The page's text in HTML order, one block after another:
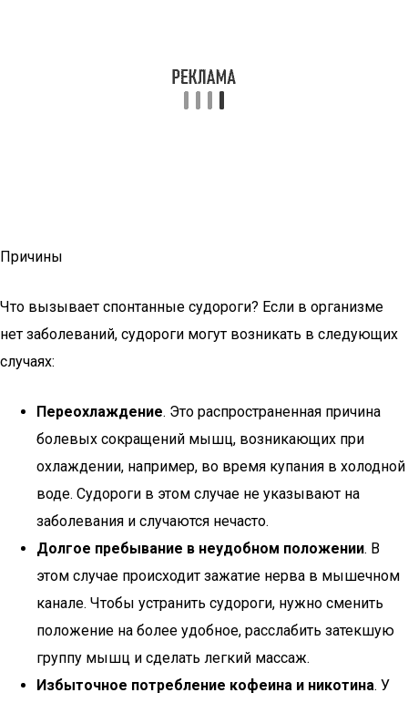
Причины
Что вызывает спонтанные судороги? Если в организме
нет заболеваний, судороги могут возникать в следующих
случаях:
Переохлаждение. Это распространенная причина
болевых сокращений мышц, возникающих при
охлаждении, например, во время купания в холодной
воде. Судороги в этом случае не указывают на
заболевания и случаются нечасто.
Долгое пребывание в неудобном положении. В
этом случае происходит зажатие нерва в мышечном
канале. Чтобы устранить судороги, нужно сменить
положение на более удобное, расслабить затекшую
группу мышц и сделать легкий массаж.
Избыточное потребление кофеина и никотина. У